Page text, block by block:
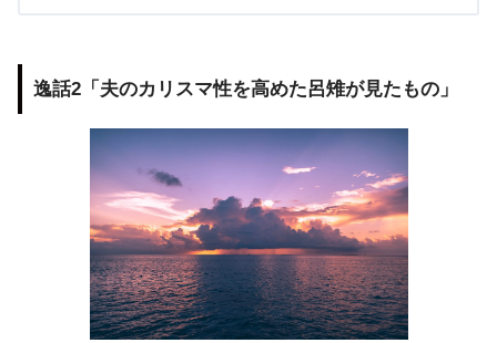
逸話2「夫のカリスマ性を高めた呂雉が見たもの」